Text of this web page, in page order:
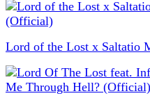
Lord of the Lost x ‪Saltatio